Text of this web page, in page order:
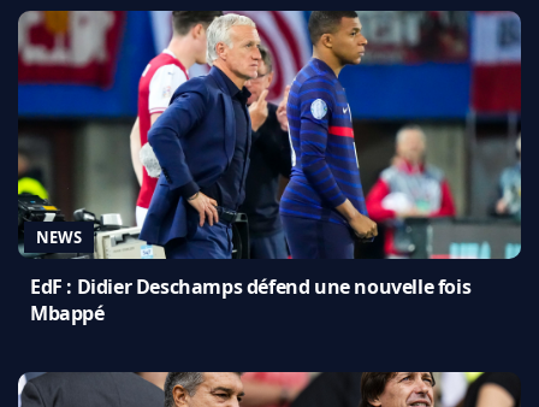
NEWS
EdF : Didier Deschamps défend une nouvelle fois
Mbappé